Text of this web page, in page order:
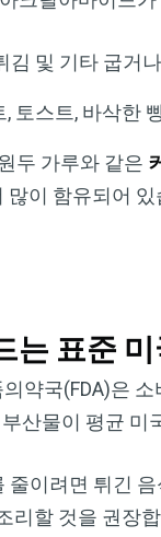
김 및 기타 굽거
, 토스트, 바삭한
두 가루와 같은
많이 함유되어 있
는 표준
약국(FDA)은
산물이 평균
줄이려면 튀긴
리할 것을 권장